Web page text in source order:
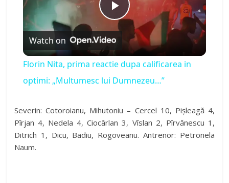
P
l
a
y
V
Watch on
Florin Nita, prima reactie dupa calificarea in
optimi: „Multumesc lui Dumnezeu…”
Severin: Cotoroianu, Mihutoniu – Cercel 10, Pișleagă 4,
Pîrjan 4, Nedela 4, Ciocârlan 3, Vîslan 2, Pîrvănescu 1,
Ditrich 1, Dicu, Badiu, Rogoveanu. Antrenor: Petronela
Naum.